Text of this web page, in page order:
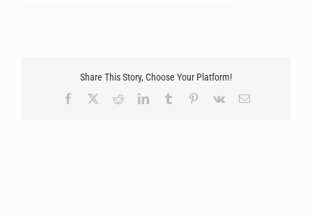
Share This Story, Choose Your Platform!
Facebook
RedditLinkedInTumblr Pinterest
Vk Email